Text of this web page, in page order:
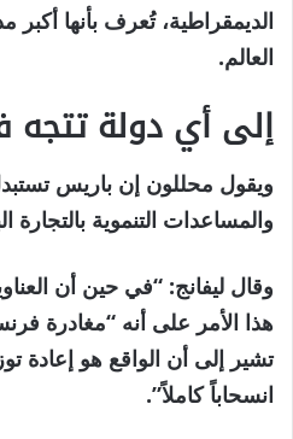
الديمقراطية، تُعرف بأنها أكبر
العالم.
إلى أي دولة تتجه
ويقول محللون إن باريس
والمساعدات التنموية بالتجارة
وقال ليفانج: “في حين أن
هذا الأمر على أنه “مغادرة فرنسا
تشير إلى أن الواقع هو إعادة
انسحاباً كاملاً”.